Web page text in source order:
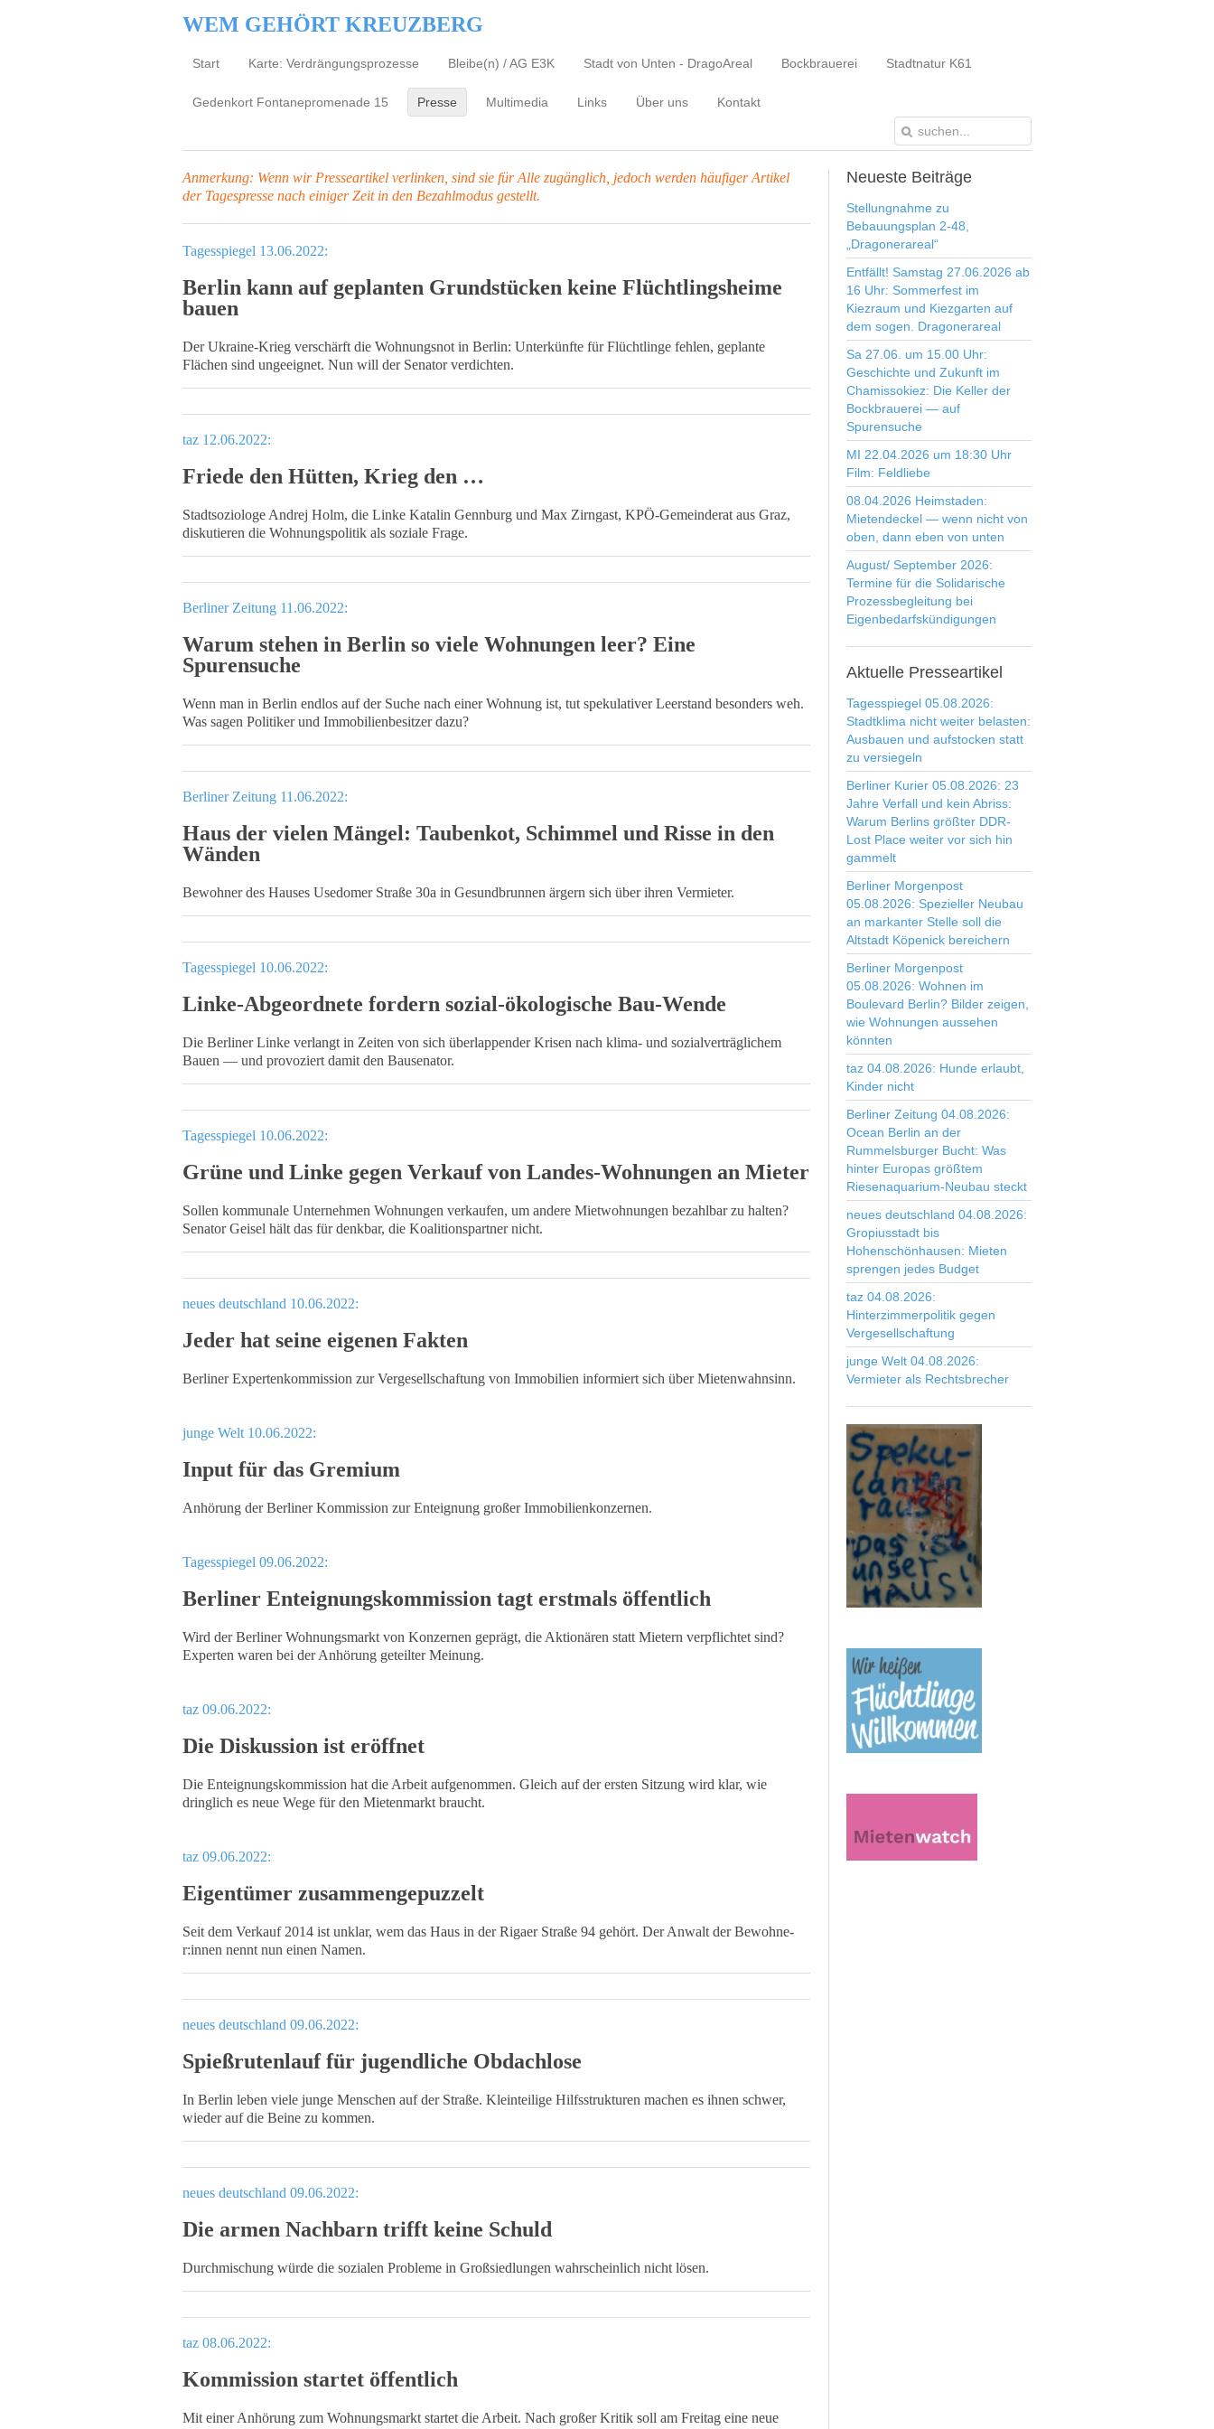
WEM GEHÖRT KREUZBERG
Start Karte: Verdrängungsprozesse Bleibe(n) / AG E3K Stadt von Unten - DragoAreal Bockbrauerei Stadtnatur K61
Gedenkort Fontanepromenade 15 Presse Multimedia Links Über uns Kontakt
Anmerkung: Wenn wir Presseartikel verlinken, sind sie für Alle zugänglich, jedoch werden häufiger Artikel
der Tagespresse nach einiger Zeit in den Bezahlmodus gestellt.
Tagesspiegel 13.06.2022:
Berlin kann auf geplanten Grundstücken keine Flüchtlingsheime
bauen
Der Ukraine-Krieg verschärft die Wohnungsnot in Berlin: Unterkünfte für Flüchtlinge fehlen, geplante
Flächen sind ungeeignet. Nun will der Senator verdichten.
taz 12.06.2022:
Friede den Hütten, Krieg den …
Stadtsoziologe Andrej Holm, die Linke Katalin Gennburg und Max Zirngast, KPÖ-Gemeinderat aus Graz,
diskutieren die Wohnungspolitik als soziale Frage.
Berliner Zeitung 11.06.2022:
Warum stehen in Berlin so viele Wohnungen leer? Eine
Spurensuche
Wenn man in Berlin endlos auf der Suche nach einer Wohnung ist, tut spekulativer Leerstand besonders weh.
Was sagen Politiker und Immobilienbesitzer dazu?
Berliner Zeitung 11.06.2022:
Haus der vielen Mängel: Taubenkot, Schimmel und Risse in den
Wänden
Bewohner des Hauses Usedomer Straße 30a in Gesundbrunnen ärgern sich über ihren Vermieter.
Tagesspiegel 10.06.2022:
Linke-Abgeordnete fordern sozial-ökologische Bau-Wende
Die Berliner Linke verlangt in Zeiten von sich überlappender Krisen nach klima- und sozialverträglichem
Bauen — und provoziert damit den Bausenator.
Tagesspiegel 10.06.2022:
Grüne und Linke gegen Verkauf von Landes-Wohnungen an Mieter
Sollen kommunale Unternehmen Wohnungen verkaufen, um andere Mietwohnungen bezahlbar zu halten?
Senator Geisel hält das für denkbar, die Koalitionspartner nicht.
neues deutschland 10.06.2022:
Jeder hat seine eigenen Fakten
Berliner Expertenkommission zur Vergesellschaftung von Immobilien informiert sich über Mietenwahnsinn.
junge Welt 10.06.2022:
Input für das Gremium
Anhörung der Berliner Kommission zur Enteignung großer Immobilienkonzernen.
Tagesspiegel 09.06.2022:
Berliner Enteignungskommission tagt erstmals öffentlich
Wird der Berliner Wohnungsmarkt von Konzernen geprägt, die Aktionären statt Mietern verpflichtet sind?
Experten waren bei der Anhörung geteilter Meinung.
taz 09.06.2022:
Die Diskussion ist eröffnet
Die Enteignungskommission hat die Arbeit aufgenommen. Gleich auf der ersten Sitzung wird klar, wie
dringlich es neue Wege für den Mietenmarkt braucht.
taz 09.06.2022:
Eigentümer zusammengepuzzelt
Seit dem Verkauf 2014 ist unklar, wem das Haus in der Rigaer Straße 94 gehört. Der Anwalt der Be­woh­ne­
r:in­nen nennt nun einen Namen.
neues deutschland 09.06.2022:
Spießrutenlauf für jugendliche Obdachlose
In Berlin leben viele junge Menschen auf der Straße. Kleinteilige Hilfsstrukturen machen es ihnen schwer,
wieder auf die Beine zu kommen.
neues deutschland 09.06.2022:
Die armen Nachbarn trifft keine Schuld
Durchmischung würde die sozialen Probleme in Großsiedlungen wahrscheinlich nicht lösen.
taz 08.06.2022:
Kommission startet öffentlich
Mit einer Anhörung zum Wohnungsmarkt startet die Arbeit. Nach großer Kritik soll am Freitag eine neue
Neueste Beiträge
Stellungnahme zu
Bebauungsplan 2-48,
„Dragonerareal“
Entfällt! Samstag 27.06.2026 ab
16 Uhr: Sommerfest im
Kiezraum und Kiezgarten auf
dem sogen. Dragonerareal
Sa 27.06. um 15.00 Uhr:
Geschichte und Zukunft im
Chamissokiez: Die Keller der
Bockbrauerei — auf
Spurensuche
MI 22.04.2026 um 18:30 Uhr
Film: Feldliebe
08.04.2026 Heimstaden:
Mietendeckel — wenn nicht von
oben, dann eben von unten
August/ September 2026:
Termine für die Solidarische
Prozessbegleitung bei
Eigenbedarfskündigungen
Aktuelle Presseartikel
Tagesspiegel 05.08.2026:
Stadtklima nicht weiter belasten:
Ausbauen und aufstocken statt
zu versiegeln
Berliner Kurier 05.08.2026: 23
Jahre Verfall und kein Abriss:
Warum Berlins größter DDR-
Lost Place weiter vor sich hin
gammelt
Berliner Morgenpost
05.08.2026: Spezieller Neubau
an markanter Stelle soll die
Altstadt Köpenick bereichern
Berliner Morgenpost
05.08.2026: Wohnen im
Boulevard Berlin? Bilder zeigen,
wie Wohnungen aussehen
könnten
taz 04.08.2026: Hunde erlaubt,
Kinder nicht
Berliner Zeitung 04.08.2026:
Ocean Berlin an der
Rummelsburger Bucht: Was
hinter Europas größtem
Riesenaquarium-Neubau steckt
neues deutschland 04.08.2026:
Gropiusstadt bis
Hohenschönhausen: Mieten
sprengen jedes Budget
taz 04.08.2026:
Hinterzimmerpolitik gegen
Vergesellschaftung
junge Welt 04.08.2026:
Vermieter als Rechtsbrecher